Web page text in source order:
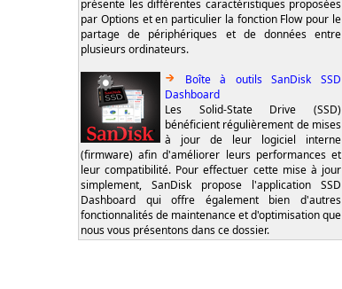
présente les différentes caractéristiques proposées
par Options et en particulier la fonction Flow pour le
partage de périphériques et de données entre
plusieurs ordinateurs.
Boîte à outils SanDisk SSD
Dashboard
Les Solid-State Drive (SSD)
bénéficient régulièrement de mises
à jour de leur logiciel interne
(firmware) afin d'améliorer leurs performances et
leur compatibilité. Pour effectuer cette mise à jour
simplement, SanDisk propose l'application SSD
Dashboard qui offre également bien d'autres
fonctionnalités de maintenance et d'optimisation que
nous vous présentons dans ce dossier.